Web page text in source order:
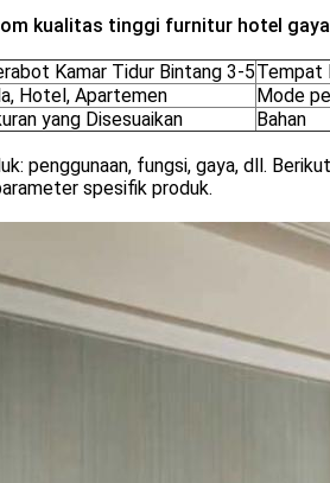
kualitas tinggi furnitur hotel
Kamar Tidur Bintang 3-5Tempat
Hotel, Apartemen Mode
yang Disesuaikan Bahan
penggunaan, fungsi, gaya, dll.
spesifik produk.